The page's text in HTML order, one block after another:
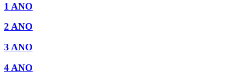
1 ANO
2 ANO
3 ANO
4 ANO